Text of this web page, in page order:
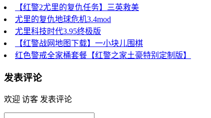
【红警2尤里的复仇任务】三英救美
尤里的复仇地球危机3.4mod
尤里科技时代3.95终极版
【红警战网地图下载】一小块儿围棋
红色警戒全家桶套餐【红警之家土豪特别定制版】
发表评论
欢迎 访客 发表评论